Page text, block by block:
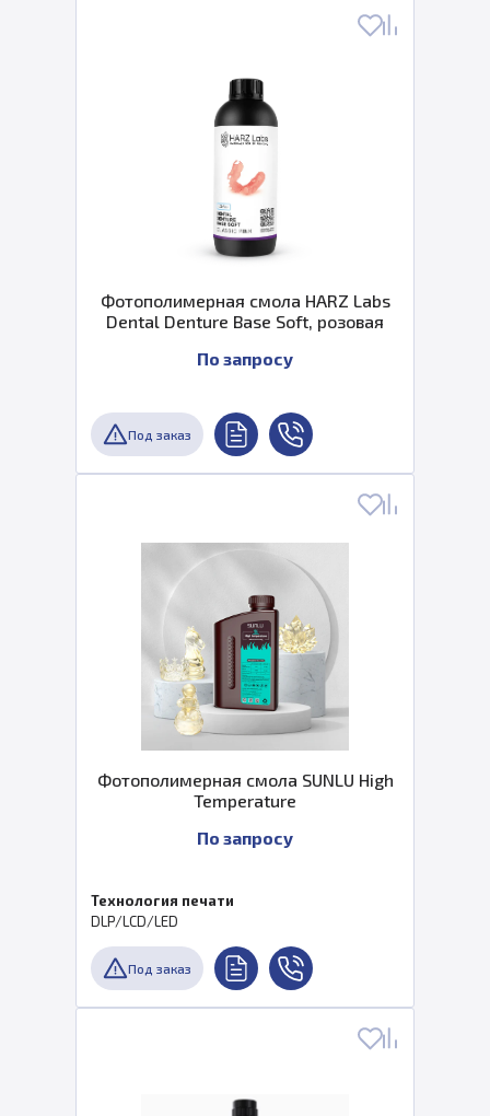
Фотополимерная смола HARZ Labs
Dental Denture Base Soft, розовая
По запросу
Под заказ
Фотополимерная смола SUNLU High
Temperature
По запросу
Технология печати
DLP/LCD/LED
Под заказ